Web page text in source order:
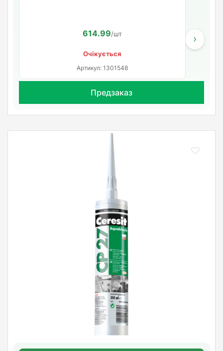
614.99/шт
Очікується
Артикул: 1301548
›
Предзаказ